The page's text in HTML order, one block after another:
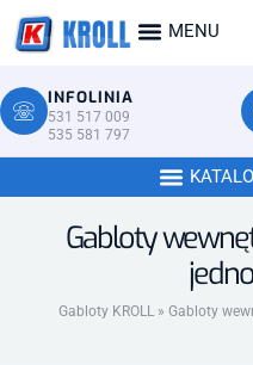
INFOLINIA
531 517 009
535 581 797
Gabloty
Gabloty KROLL » Gabloty